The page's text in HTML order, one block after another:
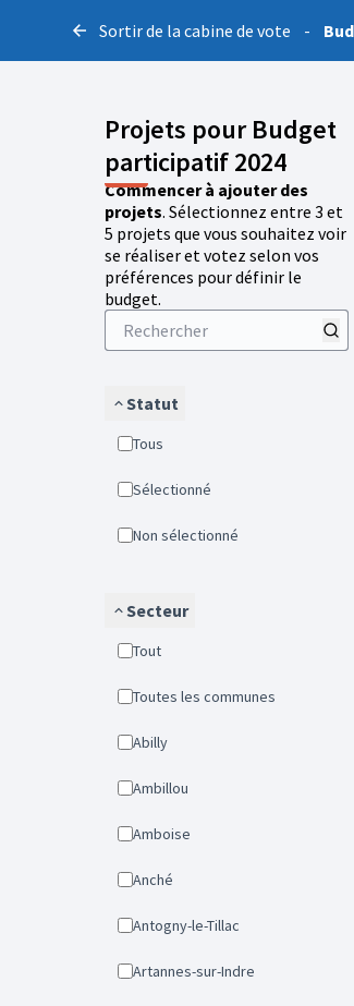
Sortir de la cabine de vote -
Projets pour Budget
participatif 2024
Commencer à ajouter des
projets. Sélectionnez entre 3 et
5 projets que vous souhaitez voir
se réaliser et votez selon vos
préférences pour définir le
budget.
Statut
Tous
Sélectionné
Non sélectionné
Secteur
Tout
Toutes les communes
Abilly
Ambillou
Amboise
Anché
Antogny-le-Tillac
Artannes-sur-Indre